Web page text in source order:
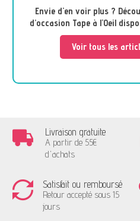
Envie d'en voir plus ?
d’occasion Tape à l'Oeil
Voir tous les
Livraison gratuite
A partir de 55€
d'achats
Satisfait ou remboursé
Retour accepté sous 15
jours